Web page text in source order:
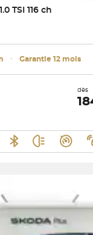
TSI 116 ch
･ Garantie 12 mois
dès